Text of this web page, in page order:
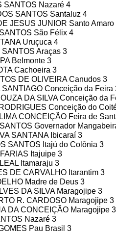
SANTOS Nazaré 4
SANTOS Santaluz 4
JESUS JUNIOR Santo Amaro
São Félix 4
Uruçuca 4
Araças 3
Belmonte 3
Cachoeira 3
DE OLIVEIRA Canudos 3
SANTIAGO Conceição da Feira
DA SILVA Conceição da
Conceição do
CONCEIÇÃO Feira de
Governador
SANTANA Ibicaraí 3
SANTOS Itajú do Colônia 3
Itajuipe 3
Itamaraju 3
DE CARVALHO Itarantim 3
Madre de Deus 3
DA SILVA Maragojipe 3
R. CARDOSO Maragojipe 3
DA CONCEIÇÃO Maragojipe 3
Nazaré 3
Pau Brasil 3